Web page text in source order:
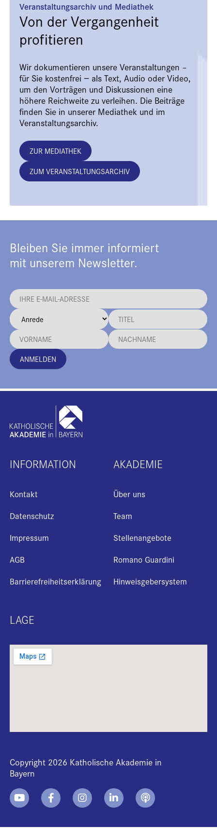
Veranstaltungsarchiv und Mediathek
Von der Vergangenheit
profitieren
Wir dokumentieren unsere Veranstaltungen –
für Sie kostenfrei − als Text, Audio oder Video,
um den Vorträgen und Diskussionen eine
höhere Reichweite zu verleihen. Die Beiträge
finden Sie in unserer Mediathek und im
Veranstaltungsarchiv.
ZUR MEDIATHEK
ZUM VERANSTALTUNGSARCHIV
Bleiben Sie immer informiert
mit unserem Newsletter.
ANMELDEN
INFORMATION
Kontakt
Datenschutz
Impressum
AGB
Barrierefreiheitserklärung
AKADEMIE
Über uns
Team
Stellenangebote
Romano Guardini
Hinweisgebersystem
LAGE
Copyright 2026 Katholische Akademie in
Bayern